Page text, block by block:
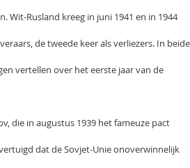
Wit-Rusland kreeg in juni 1941 en in 1944
de tweede keer als verliezers. In beide
vertellen over het eerste jaar van de
die in augustus 1939 het fameuze pact
dat de Sovjet-Unie onoverwinnelijk